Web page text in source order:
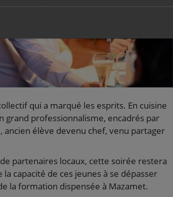
qui a marqué les esprits. En cuisine
grand professionnalisme, encadrés par
élève devenu chef, venu partager
partenaires locaux, cette soirée restera
capacité de ces jeunes à se dépasser
la formation dispensée à Mazamet.